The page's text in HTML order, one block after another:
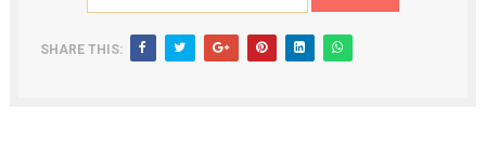
SHARE THIS: